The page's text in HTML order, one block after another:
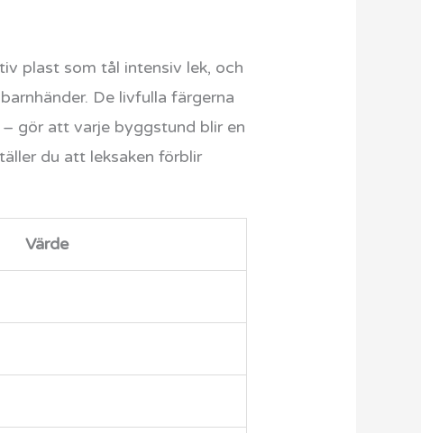
plast som tål intensiv lek, och
De livfulla färgerna
gör att varje byggstund blir en
du att leksaken förblir
Värde